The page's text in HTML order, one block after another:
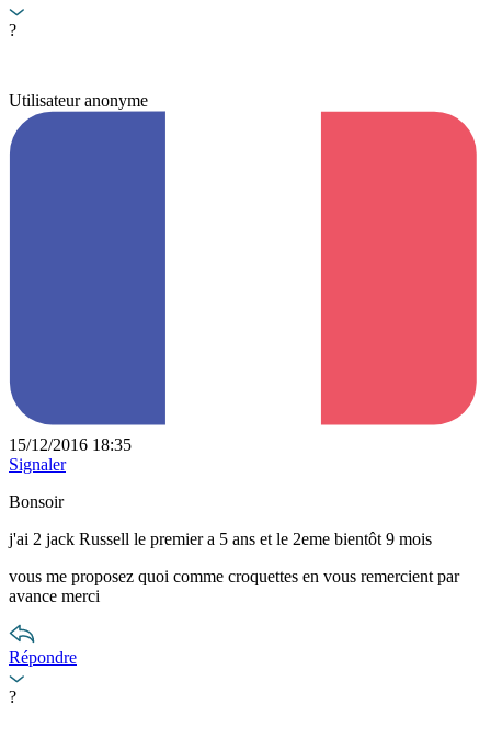
?
Utilisateur anonyme
15/12/2016 18:35
Signaler
Bonsoir
j'ai 2 jack Russell le premier a 5 ans et le 2eme bientôt 9 mois
vous me proposez quoi comme croquettes en vous remercient par
avance merci
Répondre
?